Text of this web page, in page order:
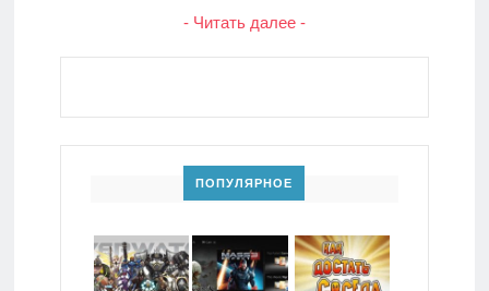
- Читать далее -
ПОПУЛЯРНОЕ